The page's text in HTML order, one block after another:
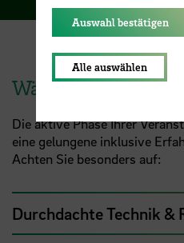
Während der
Die aktive Phase Ihrer
eine gelungene inklusive
Achten Sie besonders auf:
Durchdachte Technik &
Auswahl bestätigen
Alle auswählen